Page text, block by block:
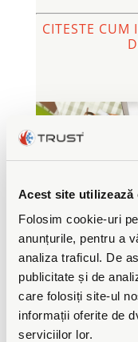
Acest site utilizează
Folosim cookie-uri
anunțurile, pentru a
analiza traficul. De
publicitate și de
care folosiți site-ul
informații oferite de
serviciilor lor.
CITESTE CUM
De